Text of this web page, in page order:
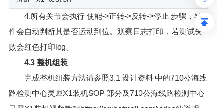
4.所有关节会执行 使能->正转->反转->停止 步骤，软
件会自动判断其是否运动到位。观察日志打印，若测试失
败会红色打印log。
4.3 整机组装
完成整机组装方法请参照3.1 设计资料 中的710公海线
路检测中心灵犀X1装机SOP 部分及710公海线路检测中心